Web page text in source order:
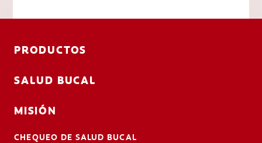
PRODUCTOS
SALUD BUCAL
MISIÓN
CHEQUEO DE SALUD BUCAL